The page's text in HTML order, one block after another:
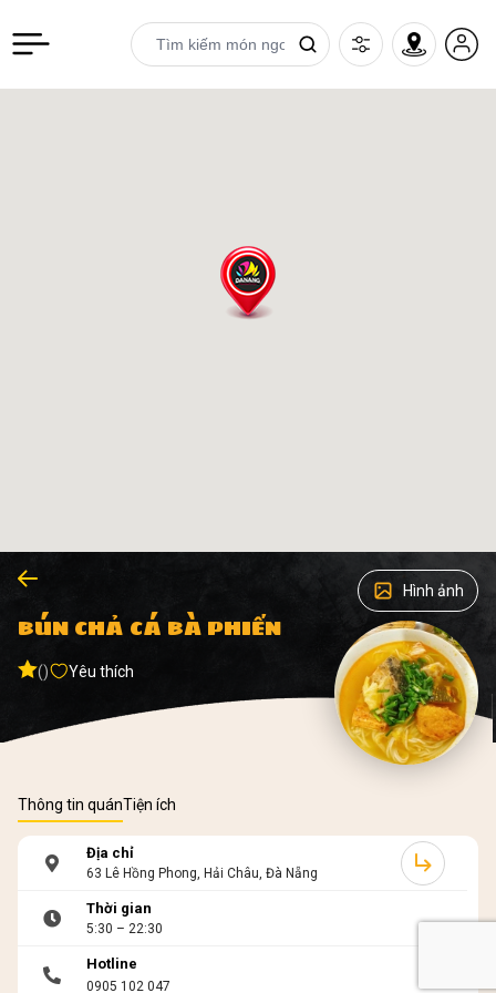
Hình ảnh
BÚN CHẢ CÁ BÀ PHIẾN
() Yêu thích
Thông tin quánTiện ích
Địa chỉ
63 Lê Hồng Phong, Hải Châu, Đà Nẵng
Thời gian
5:30 – 22:30
Hotline
0905 102 047